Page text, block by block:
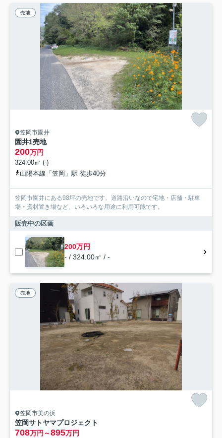
売地
笠岡市園井
園井1売地
200万円
324.00㎡ (-)
山陽本線「笠岡」駅 徒歩40分
笠岡市園井にある98坪の売地です。道路沿いなので宅地・店舗・駐車
場・資材置き場など、いろいろな用途に利用可能です。
販売中の区画
200万円
- / 324.00㎡ / -
売地
笠岡市美の浜
笠岡サトヤマプロジェクト
708万円～895万円